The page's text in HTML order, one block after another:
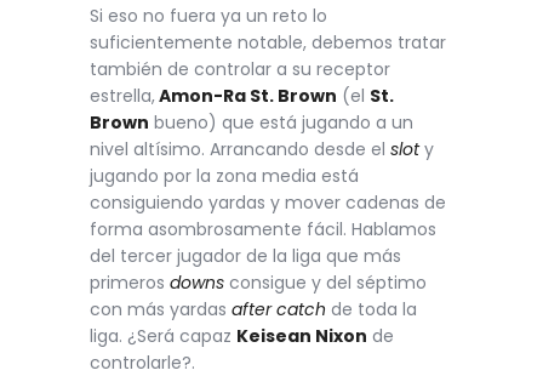
Si eso no fuera ya un reto lo
suficientemente notable, debemos tratar
también de controlar a su receptor
estrella,Amon-Ra St. Brown (el St.
Brown bueno) que está jugando a un
nivel altísimo. Arrancando desde el sloty
jugando por la zona media está
consiguiendo yardas y mover cadenas de
forma asombrosamente fácil. Hablamos
del tercer jugador de la liga que más
primeros downs consigue y del séptimo
con más yardas after catch de toda la
liga. ¿Será capaz Keisean Nixon de
controlarle?.